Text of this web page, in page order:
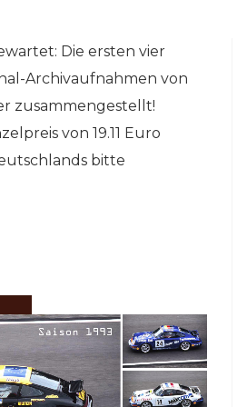
Die ersten vier
Archivaufnahmen von
zusammengestellt!
von 19.11 Euro
bitte
Jahre werk1®
| cars | culture:
Sie sich die
Ausgabe 01 |
– im Handel ab